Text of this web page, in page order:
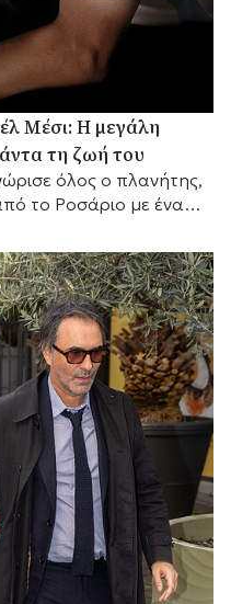
Μέσι: Η μεγάλη
τη ζωή του
όλος ο πλανήτης,
το Ροσάριο με ένα